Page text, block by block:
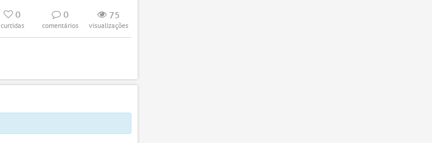
0
curtidas
0
comentários
75
visualizações